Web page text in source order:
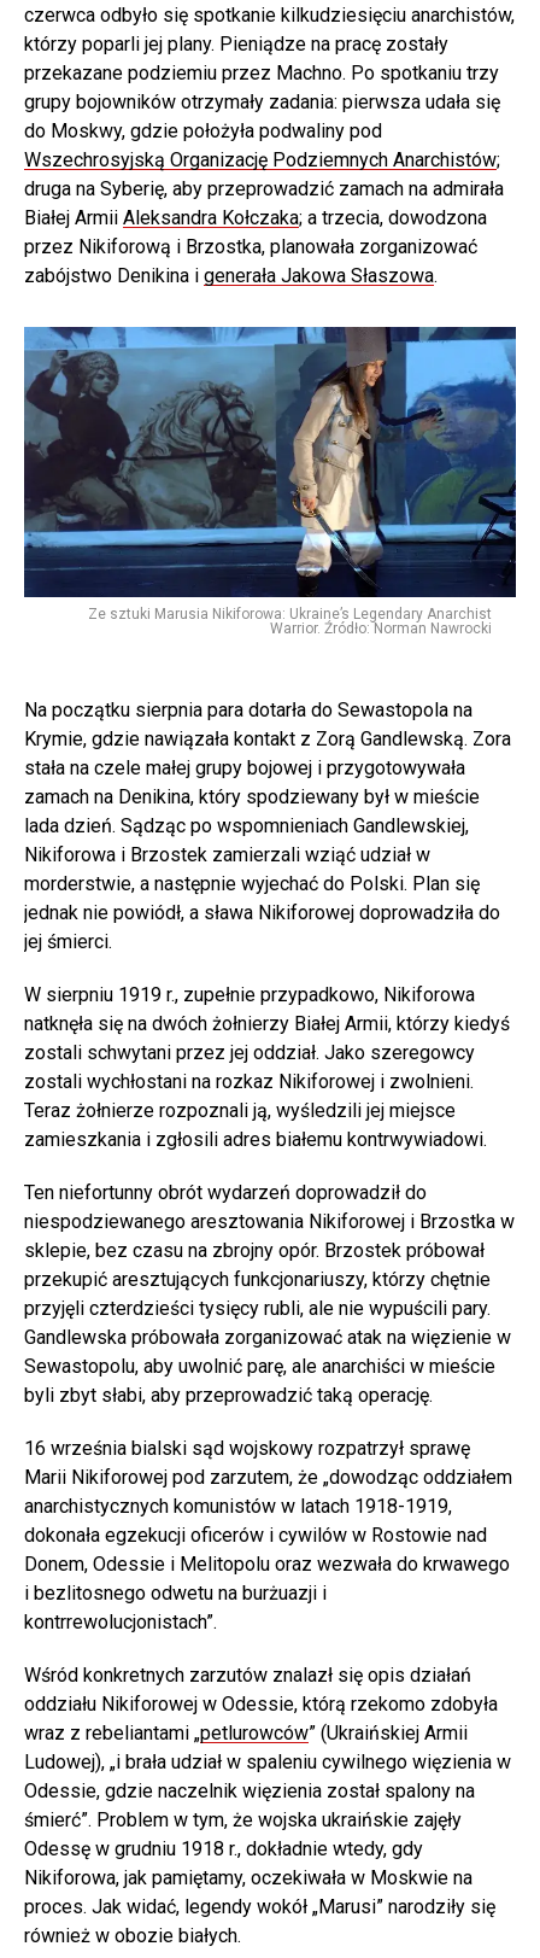
czerwca odbyło się spotkanie kilkudziesięciu anarchistów,
którzy poparli jej plany. Pieniądze na pracę zostały
przekazane podziemiu przez Machno. Po spotkaniu trzy
grupy bojowników otrzymały zadania: pierwsza udała się
do Moskwy, gdzie położyła podwaliny pod
Wszechrosyjską Organizację Podziemnych Anarchistów;
druga na Syberię, aby przeprowadzić zamach na admirała
Białej Armii Aleksandra Kołczaka; a trzecia, dowodzona
przez Nikiforową i Brzostka, planowała zorganizować
zabójstwo Denikina i generała Jakowa Słaszowa.
Ze sztuki Marusia Nikiforowa: Ukraine’s Legendary Anarchist
Warrior. Źródło: Norman Nawrocki
Na początku sierpnia para dotarła do Sewastopola na
Krymie, gdzie nawiązała kontakt z Zorą Gandlewską. Zora
stała na czele małej grupy bojowej i przygotowywała
zamach na Denikina, który spodziewany był w mieście
lada dzień. Sądząc po wspomnieniach Gandlewskiej,
Nikiforowa i Brzostek zamierzali wziąć udział w
morderstwie, a następnie wyjechać do Polski. Plan się
jednak nie powiódł, a sława Nikiforowej doprowadziła do
jej śmierci.
W sierpniu 1919 r., zupełnie przypadkowo, Nikiforowa
natknęła się na dwóch żołnierzy Białej Armii, którzy kiedyś
zostali schwytani przez jej oddział. Jako szeregowcy
zostali wychłostani na rozkaz Nikiforowej i zwolnieni.
Teraz żołnierze rozpoznali ją, wyśledzili jej miejsce
zamieszkania i zgłosili adres białemu kontrwywiadowi.
Ten niefortunny obrót wydarzeń doprowadził do
niespodziewanego aresztowania Nikiforowej i Brzostka w
sklepie, bez czasu na zbrojny opór. Brzostek próbował
przekupić aresztujących funkcjonariuszy, którzy chętnie
przyjęli czterdzieści tysięcy rubli, ale nie wypuścili pary.
Gandlewska próbowała zorganizować atak na więzienie w
Sewastopolu, aby uwolnić parę, ale anarchiści w mieście
byli zbyt słabi, aby przeprowadzić taką operację.
16 września bialski sąd wojskowy rozpatrzył sprawę
Marii Nikiforowej pod zarzutem, że „dowodząc oddziałem
anarchistycznych komunistów w latach 1918-1919,
dokonała egzekucji oficerów i cywilów w Rostowie nad
Donem, Odessie i Melitopolu oraz wezwała do krwawego
i bezlitosnego odwetu na burżuazji i
kontrrewolucjonistach”.
Wśród konkretnych zarzutów znalazł się opis działań
oddziału Nikiforowej w Odessie, którą rzekomo zdobyła
wraz z rebeliantami „petlurowców” (Ukraińskiej Armii
Ludowej), „i brała udział w spaleniu cywilnego więzienia w
Odessie, gdzie naczelnik więzienia został spalony na
śmierć”. Problem w tym, że wojska ukraińskie zajęły
Odessę w grudniu 1918 r., dokładnie wtedy, gdy
Nikiforowa, jak pamiętamy, oczekiwała w Moskwie na
proces. Jak widać, legendy wokół „Marusi” narodziły się
również w obozie białych.